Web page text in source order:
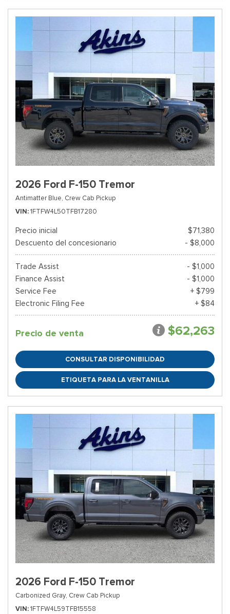
2026 Ford F-150 Tremor
Antimatter Blue, Crew Cab Pickup
VIN 1FTFW4L50TFB17280
Precio inicial
$71,380
Descuento del concesionario
- $8,000
Trade Assist
- $1,000
Finance Assist
- $1,000
Service Fee
+ $799
Electronic Filing Fee
+ $84
Precio de venta $62,263
CONSULTAR DISPONIBILIDAD
ETIQUETA PARA LA VENTANILLA
2026 Ford F-150 Tremor
Carbonized Gray, Crew Cab Pickup
VIN 1FTFW4L59TFB15558